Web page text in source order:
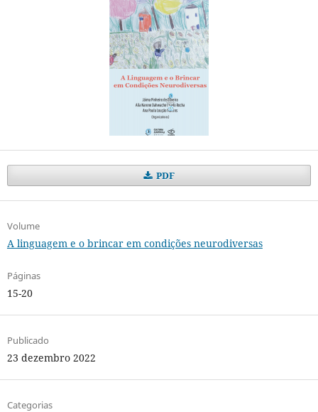
PDF
Volume
A linguagem e o brincar em condições neurodiversas
Páginas
15-20
Publicado
23 dezembro 2022
Categorias